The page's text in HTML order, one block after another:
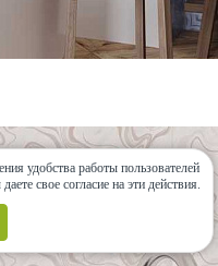
удобства работы пользователей
свое согласие на эти действия.